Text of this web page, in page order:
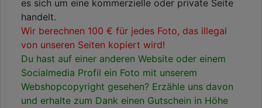
es sich um eine kommerzielle oder private Seite
handelt.
Wir berechnen 100 € für jedes Foto, das illegal
von unseren Seiten kopiert wird!
Du hast auf einer anderen Website oder einem
Socialmedia Profil ein Foto mit unserem
Webshopcopyright gesehen? Erzähle uns davon
und erhalte zum Dank einen Gutschein in Höhe